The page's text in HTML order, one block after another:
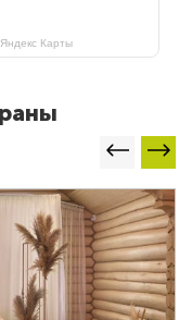
Карты